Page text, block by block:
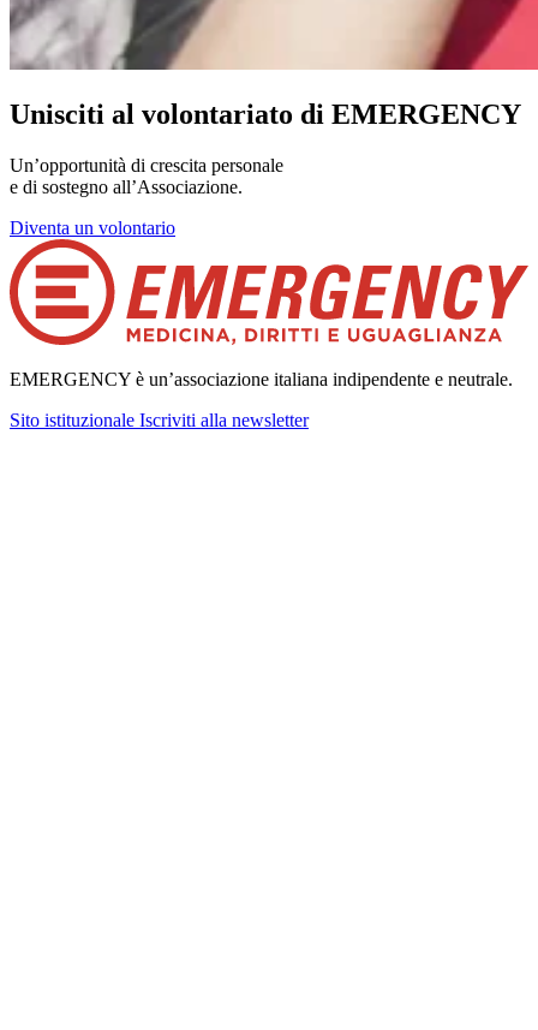
Unisciti al volontariato di EMERGENCY
Un’opportunità di crescita personale
e di sostegno all’Associazione.
Diventa un volontario
EMERGENCY è un’associazione italiana indipendente e neutrale.
Sito istituzionale Iscriviti alla newsletter